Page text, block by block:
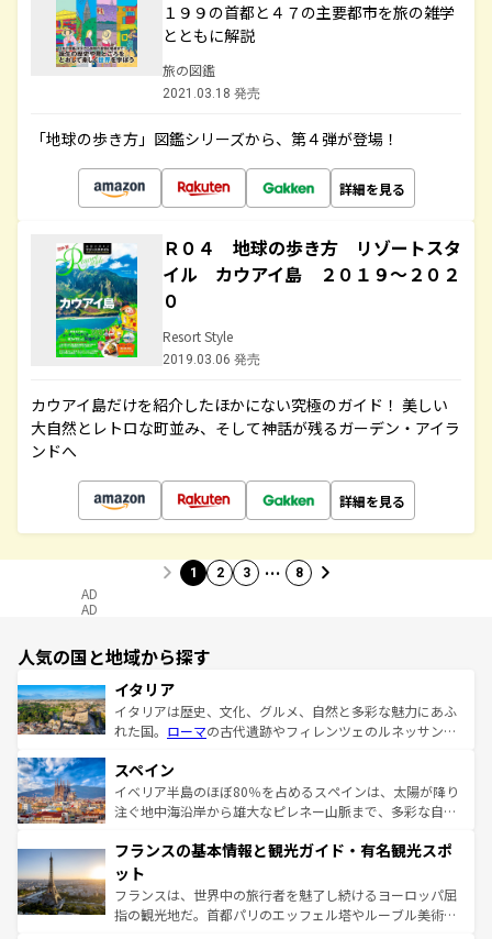
１９９の首都と４７の主要都市を旅の雑学
とともに解説
旅の図鑑
2021.03.18 発売
「地球の歩き方」図鑑シリーズから、第４弾が登場！
詳細を見る
Ｒ０４ 地球の歩き方 リゾートスタ
イル カウアイ島 ２０１９～２０２
０
Resort Style
2019.03.06 発売
カウアイ島だけを紹介したほかにない究極のガイド！ 美しい
大自然とレトロな町並み、そして神話が残るガーデン・アイラ
ンドへ
詳細を見る
1 2 3 … 8
AD
AD
人気の国と地域から探す
イタリア
イタリアは歴史、文化、グルメ、自然と多彩な魅力にあふ
れた国。 ローマの古代遺跡やフィレンツェのルネッサンス
ろん、トスカーナの美しい田園風景やアマルフィ海岸の絶
景など、自然景観も見逃せない。観光の合間には、本場の
ピザやパスタなど、絶品のイタリア料理を堪能することも
ませてくれるイタリアで、忘れられない旅をしてみよう！
なお、新着のイタリア情報は
しい。
スペイン
イベリア半島のほぼ80％を占めるスペインは、太陽が降り
注ぐ地中海沿岸から雄大なピレネー山脈まで、多彩な自然
文化が根付くこの国では、情熱的なフラメンコ、熱気あふ
れる闘牛、そして美味しいタパスが生活の一部となってい
る。首都マドリードの洗練された雰囲気や、バルセロナの
アートに溢れた街角から、地方では古代ローマ遺跡や中世
フランスの基本情報と観光ガイド・有名観光スポ
ット
フランスは、世界中の旅行者を魅了し続けるヨーロッパ屈
指の観光地だ。首都パリのエッフェル塔やルーブル美術館